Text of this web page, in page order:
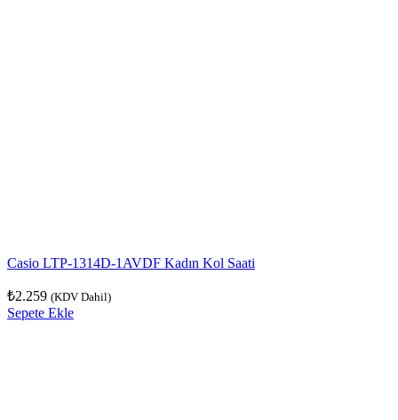
Casio LTP-1314D-1AVDF Kadın Kol Saati
₺2.259 (KDV Dahil)
Sepete Ekle